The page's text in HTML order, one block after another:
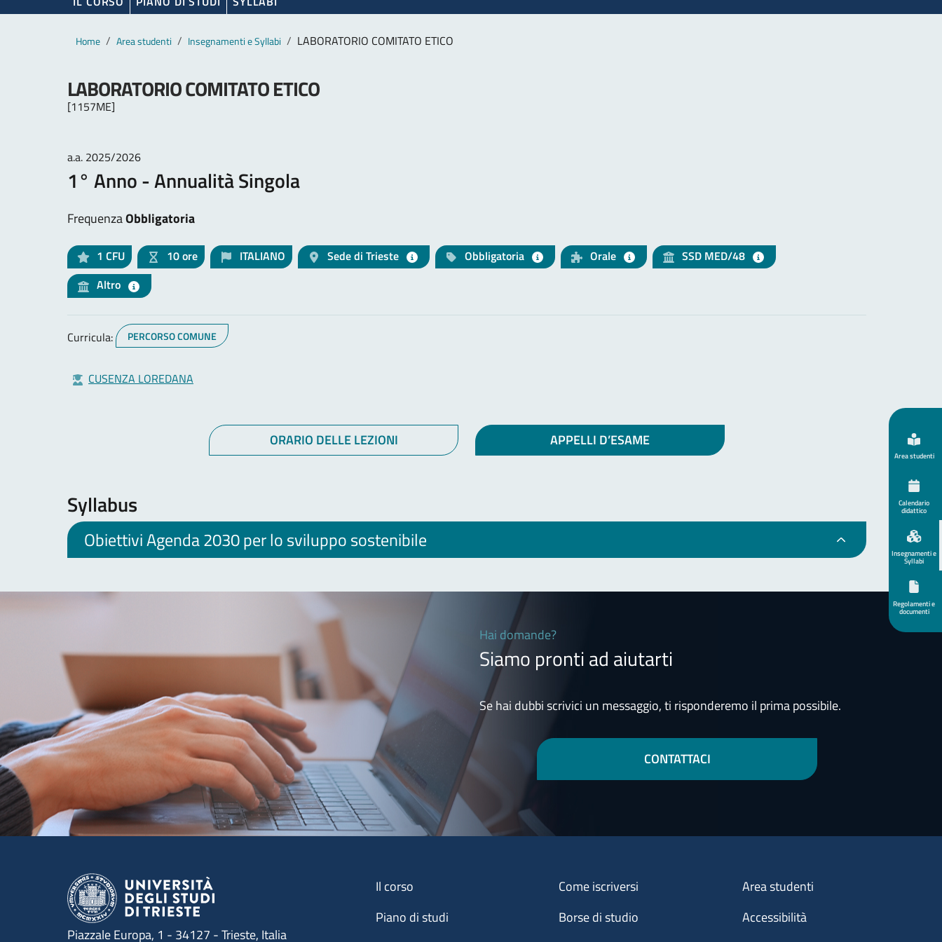
Contenuto principale
Breadcrumb
Home Area studenti Insegnamenti e Syllabi LABORATORIO COMITATO ETICO
LABORATORIO COMITATO ETICO
[1157ME]
a.a. 2025/2026
1° Anno - Annualità Singola
FrequenzaObbligatoria
1 CFU 10 ore ITALIANO Sede di Trieste Obbligatoria Orale
SSD MED/48
Altro
Curricula: PERCORSO COMUNE
CUSENZA LOREDANA
ORARIO DELLE LEZIONI APPELLI D’ESAME
Syllabus
Obiettivi Agenda 2030 per lo sviluppo sostenibile
Hai domande?
Siamo pronti ad aiutarti
Se hai dubbi scrivici un messaggio, ti risponderemo il prima possibile.
CONTATTACI
Area studenti
Calendario
didattico
Insegnamenti e
Syllabi
Regolamenti e
documenti
Piazzale Europa, 1 - 34127 - Trieste, Italia
Menu footer 1
Il corso
Piano di studi
Menu footer 2
Come iscriversi
Borse di studio
Menu footer 3
Area studenti
Accessibilità